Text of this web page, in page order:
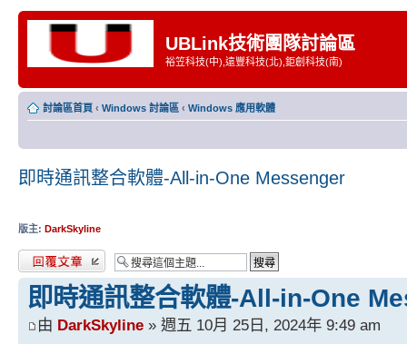
UBLink技術團隊討論區
裕笠科技(中),遠豐科技(北),鉅創科技(南)
討論區首頁 ‹ Windows 討論區 ‹ Windows 應用軟體
即時通訊整合軟體-All-in-One Messenger
版主: DarkSkyline
發表回覆
即時通訊整合軟體-All-in-One
由 DarkSkyline » 週五 10月 25日, 2024年 9:49 am